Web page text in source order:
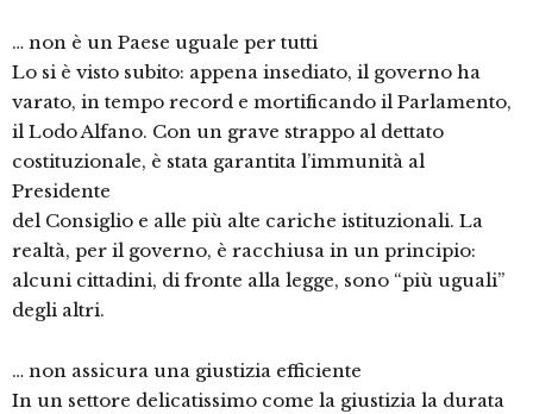
… non è un Paese uguale per tutti
Lo si è visto subito: appena insediato, il governo ha
varato, in tempo record e mortificando il Parlamento,
il Lodo Alfano. Con un grave strappo al dettato
costituzionale, è stata garantita l’immunità al
Presidente
del Consiglio e alle più alte cariche istituzionali. La
realtà, per il governo, è racchiusa in un principio:
alcuni cittadini, di fronte alla legge, sono “più uguali”
degli altri.
… non assicura una giustizia efficiente
In un settore delicatissimo come la giustizia la durata